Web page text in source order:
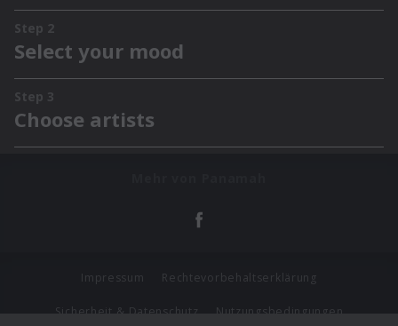
Impressum Rechtevorbehaltserklärung
Sicherheit & Datenschutz Nutzungsbedingungen